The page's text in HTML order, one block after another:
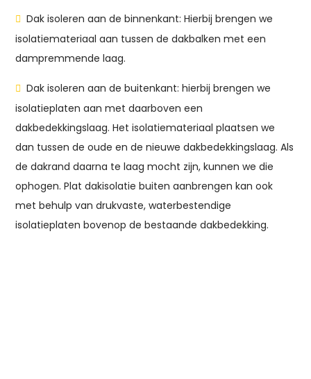
Dak isoleren aan de binnenkant: Hierbij brengen we
isolatiemateriaal aan tussen de dakbalken met een
dampremmende laag.
Dak isoleren aan de buitenkant: hierbij brengen we
isolatieplaten aan met daarboven een
dakbedekkingslaag. Het isolatiemateriaal plaatsen we
dan tussen de oude en de nieuwe dakbedekkingslaag. Als
de dakrand daarna te laag mocht zijn, kunnen we die
ophogen. Plat dakisolatie buiten aanbrengen kan ook
met behulp van drukvaste, waterbestendige
isolatieplaten bovenop de bestaande dakbedekking.